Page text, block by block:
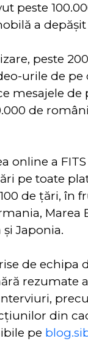
peste
a depăşit
peste
urile de pe
mesajele de
de
online a
pe toate
de ţări, în
Marea
și Japonia.
de echipa
rezumate
din
pe